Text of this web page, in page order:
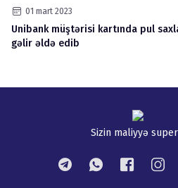
01 mart 2023
Unibank müştərisi kartında pul
gəlir əldə edib
Sizin maliyyə